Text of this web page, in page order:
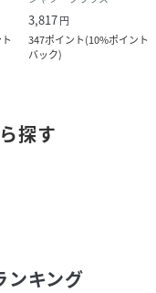
3,817円
347ポイント(10%ポイント
バック)
探す
ンキング